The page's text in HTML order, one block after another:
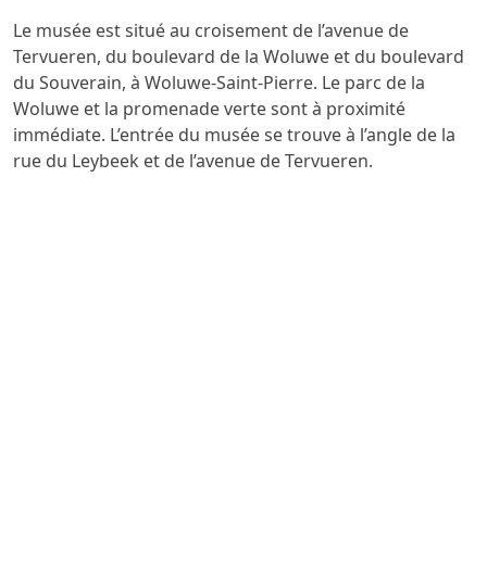
Le musée est situé au croisement de l’avenue de
Tervueren, du boulevard de la Woluwe et du boulevard
du Souverain, à Woluwe-Saint-Pierre. Le parc de la
Woluwe et la promenade verte sont à proximité
immédiate. L’entrée du musée se trouve à l’angle de la
rue du Leybeek et de l’avenue de Tervueren.